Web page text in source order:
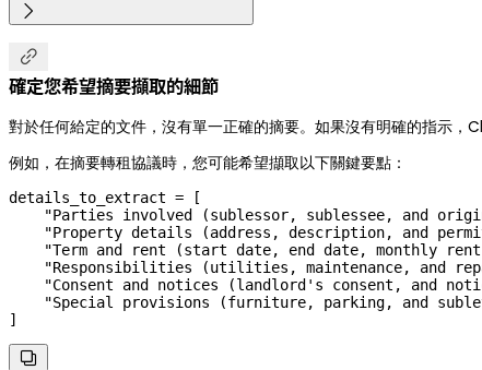


確定您希望摘要擷取的細節
對於任何給定的文件，沒有單一正確的摘要。如果沒有明確的指示，
例如，在摘要轉租協議時，您可能希望擷取以下關鍵要點：
details_to_extract = [
"Parties involved (sublessor, sublessee, and
"Property details (address, description, and
"Term and rent (start date, end date, monthly
"Responsibilities (utilities, maintenance, and
"Consent and notices (landlord's consent, and
"Special provisions (furniture, parking, and
]
